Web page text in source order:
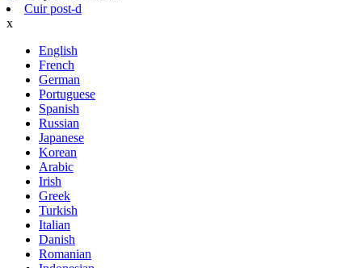
Cuir post-d
x
English
French
German
Portuguese
Spanish
Russian
Japanese
Korean
Arabic
Irish
Greek
Turkish
Italian
Danish
Romanian